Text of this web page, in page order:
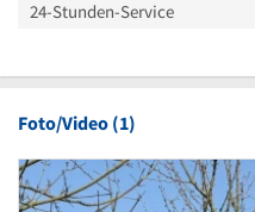
24-Stunden-Service
Foto/Video (1)